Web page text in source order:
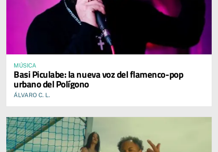
MÚSICA
Basi Piculabe: la nueva voz del flamenco-pop
urbano del Polígono
ÁLVARO C. L.